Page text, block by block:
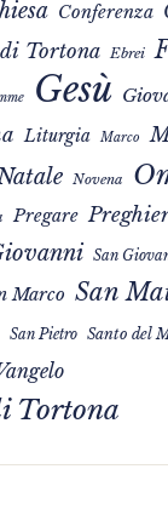
Conferenza
Tortona Ebrei
Gesù
Liturgia Marco
Novena
Pregare
San
Marco San
San Pietro Santo del
Tortona